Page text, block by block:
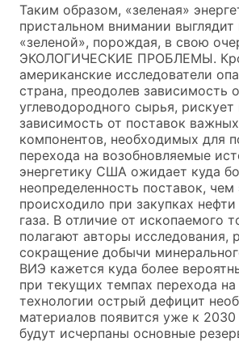
Таким образом, «зеленая»
пристальном внимании
«зеленой», порождая, в свою
ЭКОЛОГИЧЕСКИЕ ПРОБЛЕМЫ.
американские исследователи
страна, преодолев зависимость
углеводородного сырья, рискует
зависимость от поставок
компонентов, необходимых для
перехода на возобновляемые
энергетику США ожидает куда
неопределенность поставок, чем
происходило при закупках
газа. В отличие от ископаемого
полагают авторы исследования,
сокращение добычи
ВИЭ кажется куда более
при текущих темпах перехода на
технологии острый дефицит
материалов появится уже к 2030
будут исчерпаны основные